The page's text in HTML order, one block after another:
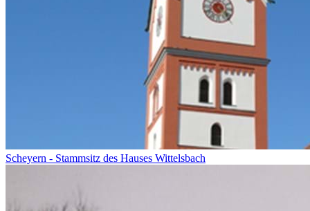
Scheyern - Stammsitz des Hauses Wittelsbach